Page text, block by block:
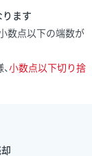
ります
数点以下の端数が
小数点以下切り捨